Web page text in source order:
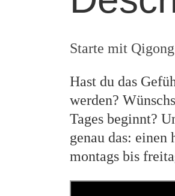
Starte mit
Hast du das
werden?
Tages beginnt?
genau das:
montags bis